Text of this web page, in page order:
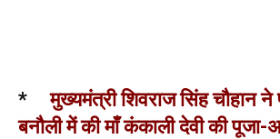
*मुख्यमंत्री शिवराज सिंह चौहान
बनौली में की माँ कंकाली देवी की पूजा-